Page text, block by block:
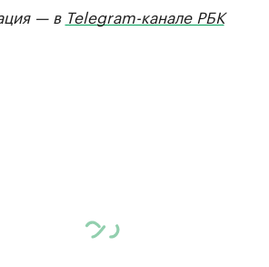
— в Telegram-канале РБК